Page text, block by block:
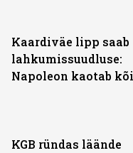
Kaardiväe lipp saab
lahkumissuudluse:
Napoleon kaotab
KGB ründas läände